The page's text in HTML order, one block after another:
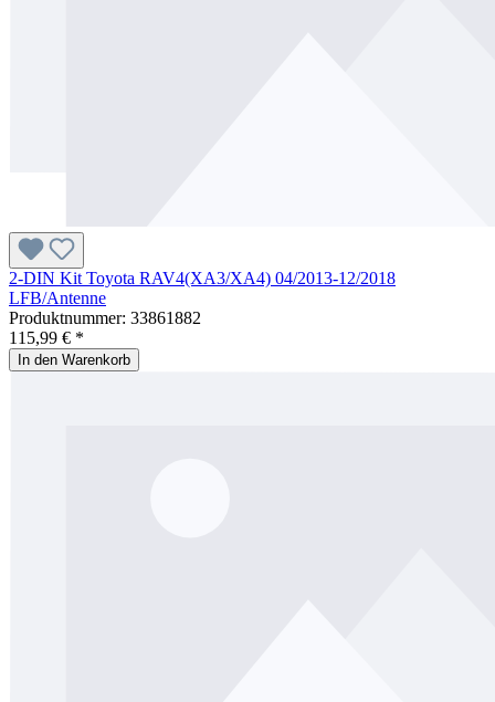
2-DIN Kit Toyota RAV4(XA3/XA4) 04/2013-12/2018
LFB/Antenne
Produktnummer: 33861882
115,99 € *
In den Warenkorb